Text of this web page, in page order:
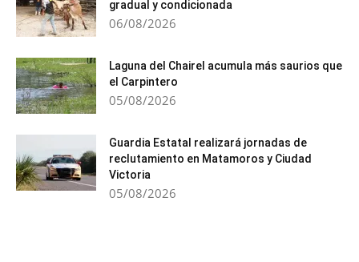
gradual y condicionada
06/08/2026
Laguna del Chairel acumula más saurios que
el Carpintero
05/08/2026
Guardia Estatal realizará jornadas de
reclutamiento en Matamoros y Ciudad
Victoria
05/08/2026